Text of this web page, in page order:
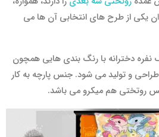
یکی از طرح های انتخابی آن ها می
دخترانه با رنگ بندی هایی همچون
و تولید می شود. جنس پارچه به کار
روتختی هم میکرو می باشد.